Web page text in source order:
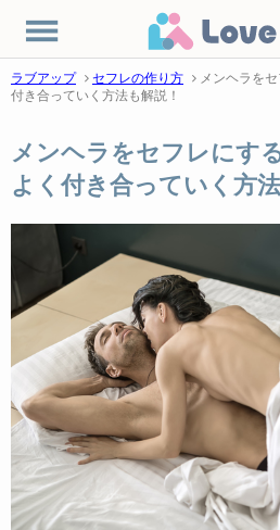
ラブアップ セフレの作り方
メンヘラを
付き合っていく方法も解説！
メンヘラをセフレにす
よく付き合っていく方法